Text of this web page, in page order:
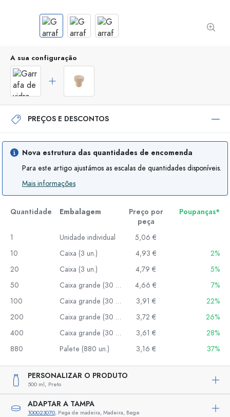
A sua configuração
PREÇOS E DESCONTOS
Nova estrutura das quantidades de encomenda
Para este artigo ajustámos as escalas de quantidades disponíveis.
Mais informações
Quantidade Embalagem
Preço por
peça
Poupanças*
1 Unidade individual
5,06 €
10
Caixa (3 un.) 4,93 €
2%
20
Caixa (3 un.) 4,79 €
5%
50
Caixa grande (30 un.) 4,66 €
7%
100
Caixa grande (30 un.) 3,91 €
22%
200
Caixa grande (30 un.) 3,72 €
26%
400
Caixa grande (30 un.) 3,61 €
28%
880
Palete (880 un.) 3,16 € 37%
PERSONALIZAR O PRODUTO
500 ml, Preto
ADAPTAR A TAMPA
100023070, Pega de madeira, Madeira, Bege